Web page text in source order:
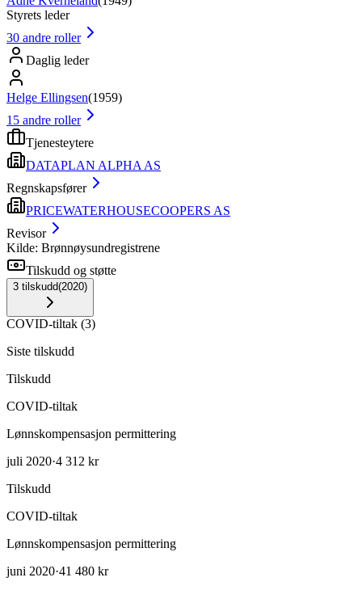
Styrets leder
30 andre roller
Daglig leder
Helge Ellingsen(1959)
15 andre roller
Tjenesteytere
DATAPLAN ALPHA AS
Regnskapsfører
PRICEWATERHOUSECOOPERS AS
Revisor
Kilde: Brønnøysundregistrene
Tilskudd og støtte
3 tilskudd(2020)
COVID-tiltak (3)
Siste tilskudd
Tilskudd
COVID-tiltak
Lønnskompensasjon permittering
juli 2020·4 312 kr
Tilskudd
COVID-tiltak
Lønnskompensasjon permittering
juni 2020·41 480 kr